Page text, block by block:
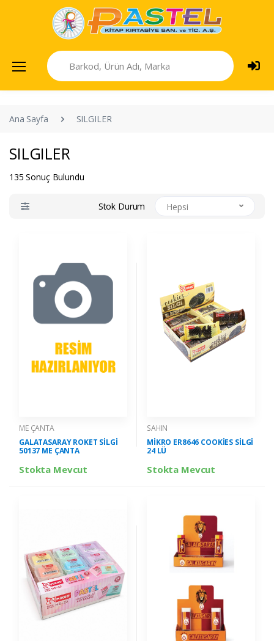
Ana Sayfa SILGILER
SILGILER
135 Sonuç Bulundu
Stok Durum Hepsi
ME ÇANTA
GALATASARAY ROKET SİLGİ
50137 ME ÇANTA
Stokta Mevcut
SAHIN
MİKRO ER8646 COOKİES SİLGİ
24 LÜ
Stokta Mevcut